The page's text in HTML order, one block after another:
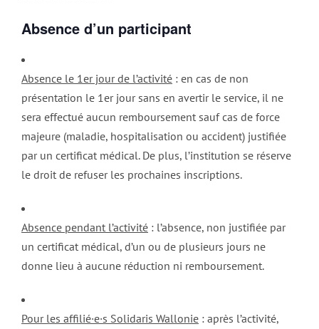
Absence d’un participant
Absence le 1er jour de l’activité : en cas de non
présentation le 1er jour sans en avertir le service, il ne
sera effectué aucun remboursement sauf cas de force
majeure (maladie, hospitalisation ou accident) justifiée
par un certificat médical. De plus, l’institution se réserve
le droit de refuser les prochaines inscriptions.
Absence pendant l’activité : l’absence, non justifiée par
un certificat médical, d’un ou de plusieurs jours ne
donne lieu à aucune réduction ni remboursement.
Pour les affilié·e·s Solidaris Wallonie : après l’activité,